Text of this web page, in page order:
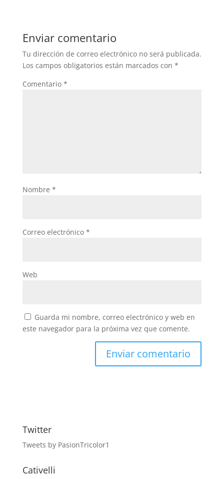
Enviar comentario
Tu dirección de correo electrónico no será publicada.
Los campos obligatorios están marcados con *
Comentario *
Nombre *
Correo electrónico *
Web
Guarda mi nombre, correo electrónico y web en
este navegador para la próxima vez que comente.
Twitter
Tweets by PasionTricolor1
Cativelli